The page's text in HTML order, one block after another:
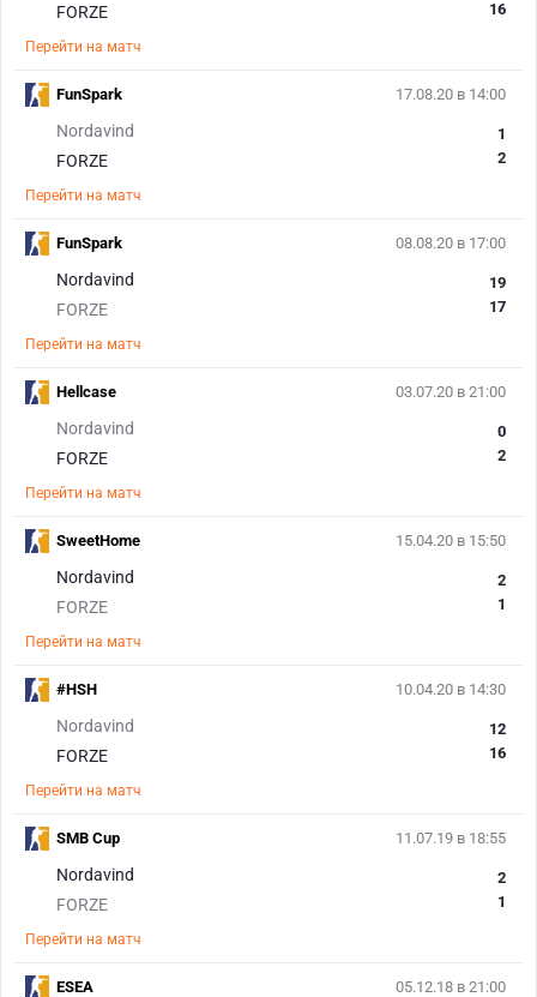
FORZE
16
Перейти на матч
17.08.20 в 14:00
Nordavind
FORZE
1
2
Перейти на матч
FunSpark
08.08.20 в 17:00
Nordavind
FORZE
19
17
Перейти на матч
FunSpark
03.07.20 в 21:00
Nordavind
FORZE
0
2
Перейти на матч
Hellcase
15.04.20 в 15:50
Nordavind
FORZE
2
1
Перейти на матч
SweetHome
10.04.20 в 14:30
Nordavind
FORZE
12
16
Перейти на матч
#HSH
11.07.19 в 18:55
Nordavind
FORZE
2
1
Перейти на матч
SMB Cup
05.12.18 в 21:00
ESEA